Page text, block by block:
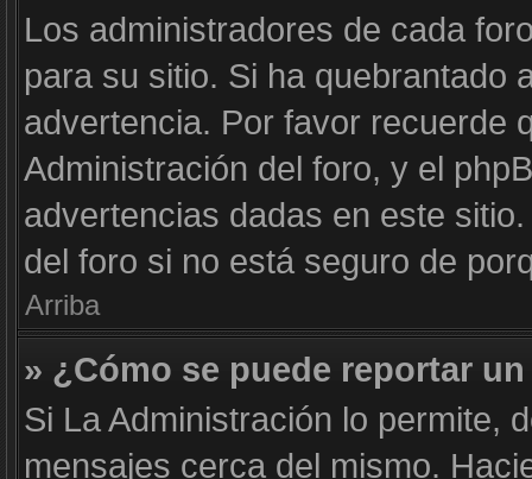
Los administradores de cada
para su sitio. Si ha quebrantado
advertencia. Por favor recuerde
Administración del foro, y el
advertencias dadas en este
del foro si no está seguro de
Arriba
» ¿Cómo se puede reportar
Si La Administración lo permite,
mensajes cerca del mismo.